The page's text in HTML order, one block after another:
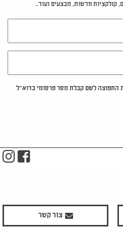
קולקציות חדשות, מבצעים ועוד..
התפוצה לשם קבלת מסר פרסומי בדוא"ל
צור קשר